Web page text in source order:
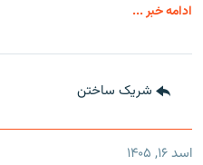
ادامه خبر ...
شریک ساختن
اسد ۱۶, ۱۴۰۵